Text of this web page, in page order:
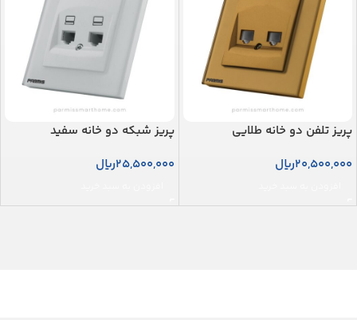
پریز تلفن دو خانه طلایی
20,500,000ریال
پریز شبکه دو خانه سفید
25,500,000ریال